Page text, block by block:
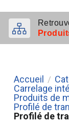
Accueil /
Carrelage
Produits de
Profilé de
Profilé de